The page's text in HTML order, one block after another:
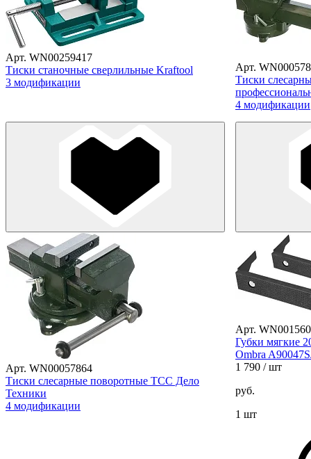
Арт. WN00259417
Тиски станочные сверлильные Kraftool
3 модификации
Арт.
Тиски
4 модификации
Арт. WN00057864
Тиски слесарные поворотные ТСС Дело
Техники
4 модификации
Арт.
Губки мягкие
Ombra
1 790 / шт
руб.
1 шт